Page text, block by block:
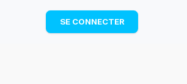
TÉLÉCHARGER
SE CONNECTER